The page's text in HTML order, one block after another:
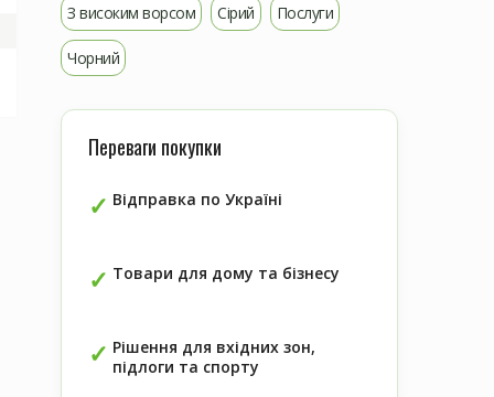
З високим ворсом Сірий Послуги
Чорний
Переваги покупки
Відправка по Україні
Товари для дому та бізнесу
Рішення для вхідних зон,
підлоги та спорту